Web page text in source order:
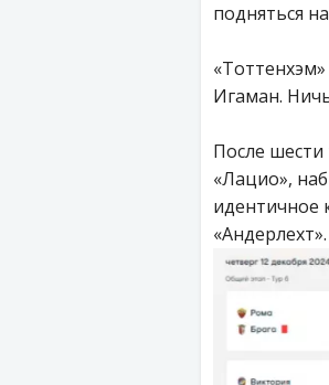
подняться
Игаман.
После
«Лацио»,
идентичное
«Андерлехт».